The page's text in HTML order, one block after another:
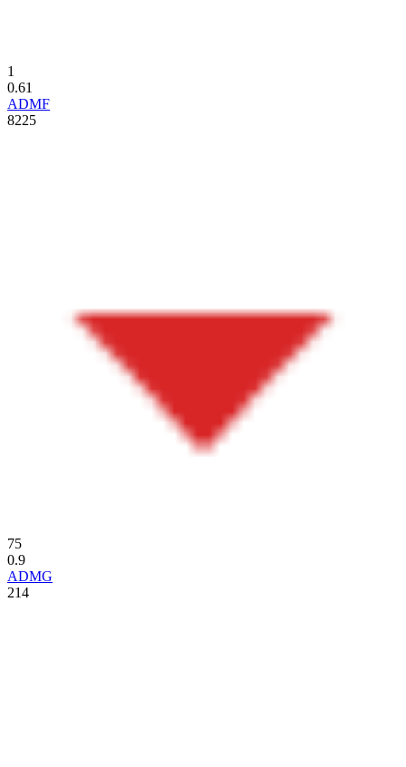
1
0.61
ADMF
8225
75
0.9
ADMG
214